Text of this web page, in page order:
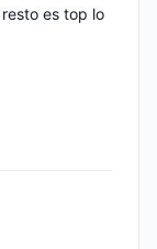
es top lo